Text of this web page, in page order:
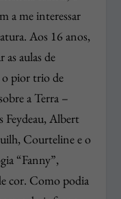
a me interessar
Aos 16 anos,
as aulas de
o pior trio de
a Terra –
Feydeau, Albert
Courteline e o
“Fanny”,
cor. Como podia